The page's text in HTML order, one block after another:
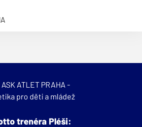
trenéra Pléši: